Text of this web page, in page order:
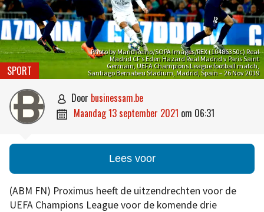
Photo by Manu Reino/SOPA Images/REX (10486350c) Real
Madrid CF’s Eden Hazard Real Madrid v Paris Saint
Germain, UEFA Champions League football match,
Santiago Bernabeu Stadium, Madrid, Spain – 26 Nov 2019
SPORT
 door businessam.be
 maandag 13 september 2021 om 06:31
Lees voor
(ABM FN) Proximus heeft de uitzendrechten voor de
UEFA Champions League voor de komende drie